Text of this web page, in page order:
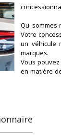
Qui sommes-
Votre
un véhicule
marques.
Vous
en matière
véhicules
reconnus